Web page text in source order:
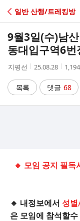
C
A
일반 산행/트레킹방
9월3일(수)남
동대입구역6
작
자
지평선
작
시
간
25.08.28
조
수
1,194
목록 댓글 68
🔸 모임 공지 필독
🔹 내정보에서 성
은 모임에 참석할수